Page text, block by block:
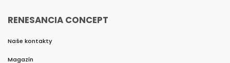
RENESANCIA CONCEPT
Naše kontakty
Magazín